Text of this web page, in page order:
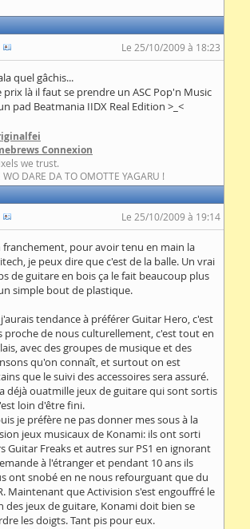
Le 25/10/2009 à 18:23
quel gâchis...
prix là il faut se prendre un ASC Pop'n Music
pad Beatmania IIDX Real Edition >_<
Connexion
we trust.
WO DARE DA TO OMOTTE YAGARU !
Le 25/10/2009 à 19:14
franchement, pour avoir tenu en main la
je peux dire que c'est de la balle. Un vrai
de guitare en bois ça le fait beaucoup plus
simple bout de plastique.
j'aurais tendance à préférer Guitar Hero, c'est
proche de nous culturellement, c'est tout en
avec des groupes de musique et des
qu'on connaît, et surtout on est
que le suivi des accessoires sera assuré.
déjà ouatmille jeux de guitare qui sont sortis
loin d'être fini.
je préfère ne pas donner mes sous à la
jeux musicaux de Konami: ils ont sorti
Guitar Freaks et autres sur PS1 en ignorant
à l'étranger et pendant 10 ans ils
ont snobé en ne nous refourguant que du
Maintenant que Activision s'est engouffré le
des jeux de guitare, Konami doit bien se
les doigts. Tant pis pour eux.